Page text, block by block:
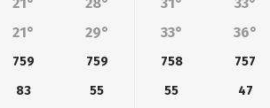
21° 29° 33° 36°
759 759 758 757
83 55 55 47